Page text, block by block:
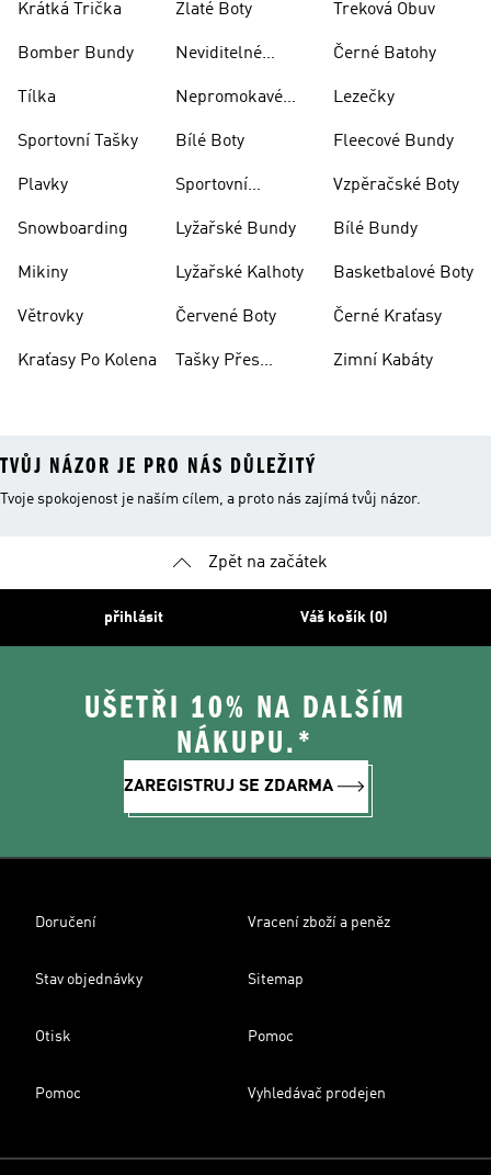
Krátká Trička
Bomber Bundy
Tílka
Sportovní Tašky
Plavky
Snowboarding
Mikiny
Větrovky
Kraťasy Po Kolena
Zlaté Boty
Neviditelné
Nepromokavé
Bílé Boty
Sportovní
Lyžařské Bundy
Lyžařské Kalhoty
Červené Boty
Tašky Přes
Treková Obuv
Černé Batohy
Lezečky
Fleecové Bundy
Vzpěračské Boty
Bílé Bundy
Basketbalové Boty
Černé Kraťasy
Zimní Kabáty
TVŮJ NÁZOR JE PRO NÁS DŮLEŽITÝ
Tvoje spokojenost je naším cílem, a proto nás zajímá tvůj názor.
Zpět na začátek
přihlásit Váš košík (0)
UŠETŘI 10% NA DALŠÍM
NÁKUPU.*
ZAREGISTRUJ SE ZDARMA
Doručení Vracení zboží a peněz
Stav objednávky Sitemap
Otisk Pomoc
Pomoc Vyhledávač prodejen